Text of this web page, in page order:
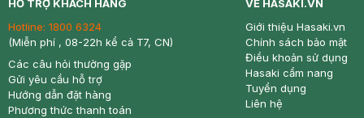
HỖ TRỢ KHÁCH HÀNG
Hotline: 1800 6324
(Miễn phí , 08-22h kể cả T7, CN)
Các câu hỏi thường gặp
Gửi yêu cầu hỗ trợ
Hướng dẫn đặt hàng
Phương thức thanh toán
VỀ HASAKI.VN
Giới thiệu Hasaki.vn
Chính sách bảo mật
Điều khoản sử dụng
Hasaki cẩm nang
Tuyển dụng
Liên hệ